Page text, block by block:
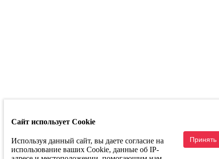
Сайт использует Cookie
Используя данный сайт, вы даете согласие на
использование ваших Cookie, данные об IP-
Принять